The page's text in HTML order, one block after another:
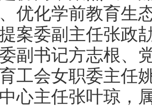
优化学前教育生
案委副主任张政
副书记方志根、
工会女职委主任
心主任张叶琼，